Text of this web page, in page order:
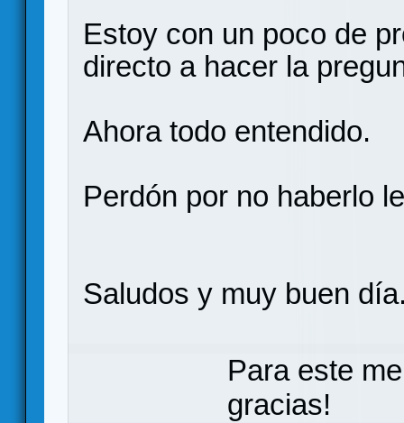
Estoy con un poco de
directo a hacer la
Ahora todo entendido.
Perdón por no haberlo
Saludos y muy buen
Para este
gracias!